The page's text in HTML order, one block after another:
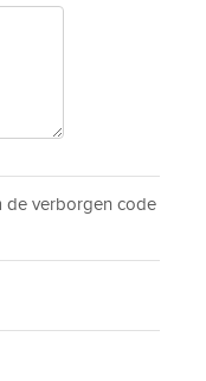
de verborgen code